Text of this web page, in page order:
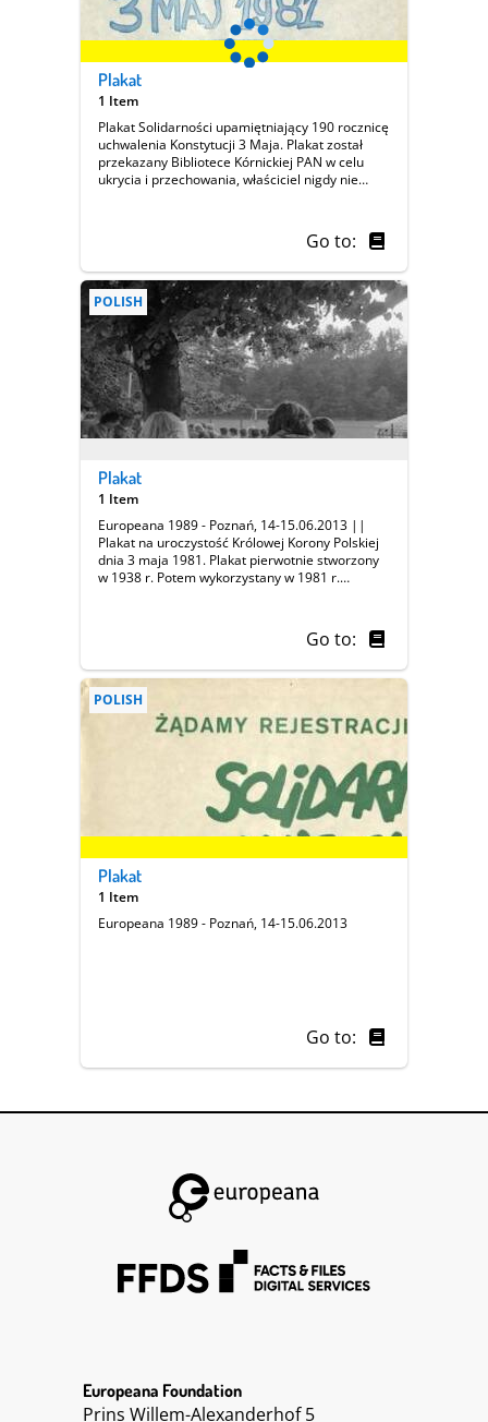
Plakat
1 Item
Plakat Solidarności upamiętniający 190 rocznicę
uchwalenia Konstytucji 3 Maja. Plakat został
przekazany Bibliotece Kórnickiej PAN w celu
ukrycia i przechowania, właściciel nigdy nie
Go to:
POLISH
Plakat
1 Item
Europeana 1989 - Poznań, 14-15.06.2013 ||
Plakat na uroczystość Królowej Korony Polskiej
dnia 3 maja 1981. Plakat pierwotnie stworzony
w 1938 r. Potem wykorzystany w 1981 r.
styczniowy, żołnierz Kampanii wrześniowej 1939
oraz harcerz ). Na odwrocie opis symboliki.
Go to:
POLISH
Plakat
1 Item
Europeana 1989 - Poznań, 14-15.06.2013
Go to:
Europeana Foundation
Prins Willem-Alexanderhof 5